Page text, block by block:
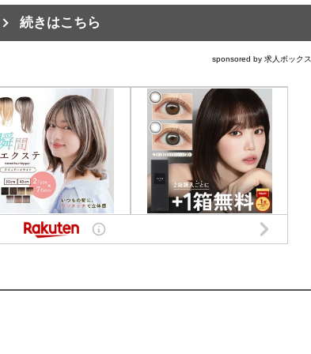
続きはこちら
sponsored by 求人ボックス